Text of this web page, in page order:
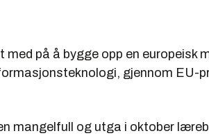
med på å bygge opp en europeisk
gjennom EU-
mangelfull og utga i oktober